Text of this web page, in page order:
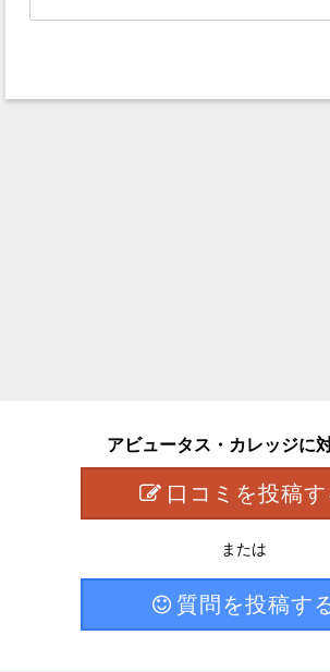
アビュータス・カレッジに
口コミを投稿す
または
質問を投稿す